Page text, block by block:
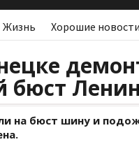
Жизнь Хорошие новости
бюст
на бюст шину и